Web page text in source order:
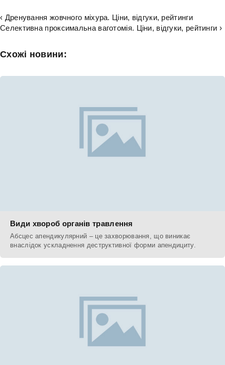
‹ Дренування жовчного міхура. Ціни, відгуки, рейтинги
Селективна проксимальна ваготомія. Ціни, відгуки, рейтинги ›
Схожі новини:
Види хвороб органів травлення
Абсцес апендикулярний – це захворювання, що виникає
внаслідок ускладнення деструктивної форми апендициту.